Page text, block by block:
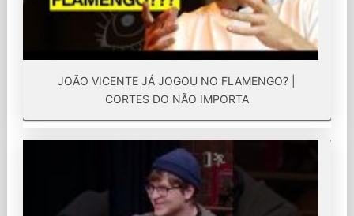
JOÃO VICENTE JÁ JOGOU NO FLAMENGO? |
CORTES DO NÃO IMPORTA